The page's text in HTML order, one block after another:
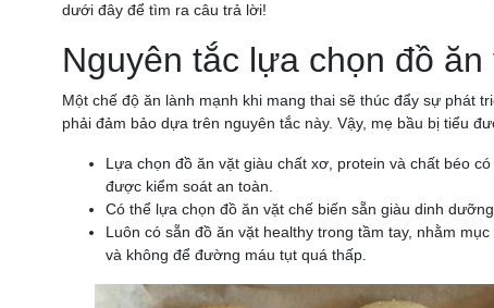
dưới đây để tìm ra câu trả lời!
Nguyên tắc lựa chọn đồ
Một chế độ ăn lành mạnh khi mang thai sẽ thúc đẩy sự phát
phải đảm bảo dựa trên nguyên tắc này. Vậy, mẹ bầu bị tiểu
Lựa chọn đồ ăn vặt giàu chất xơ, protein và chất béo
được kiểm soát an toàn.
Có thể lựa chọn đồ ăn vặt chế biến sẵn giàu dinh
Luôn có sẵn đồ ăn vặt healthy trong tầm tay, nhằm
và không để đường máu tụt quá thấp.